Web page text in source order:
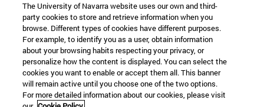
The University of Navarra website uses our own and third-
party cookies to store and retrieve information when you
browse. Different types of cookies have different purposes.
For example, to identify you as a user, obtain information
about your browsing habits respecting your privacy, or
personalize how the content is displayed. You can select the
cookies you want to enable or accept them all. This banner
will remain active until you choose one of the two options.
For more detailed information about our cookies, please visit